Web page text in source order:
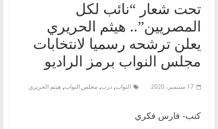
تحت شعار “نائب لكل
المصريين”.. هيثم الحريري
يعلن ترشحه رسميا لانتخابات
مجلس النواب برمز الراديو
17 سبتمبر، 2020 النواب, درب, مجلس النواب, هيثم الحريري
كتب- فارس فكري